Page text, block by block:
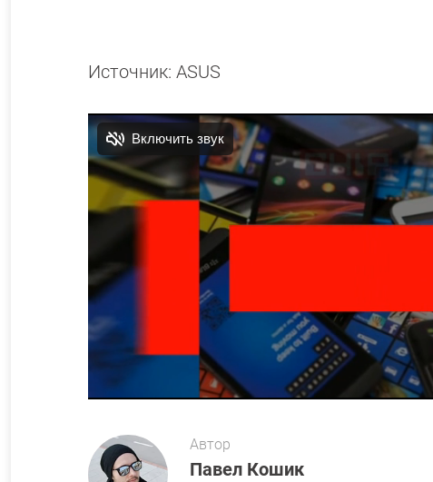
Источник: ASUS
Автор
Павел Кошик